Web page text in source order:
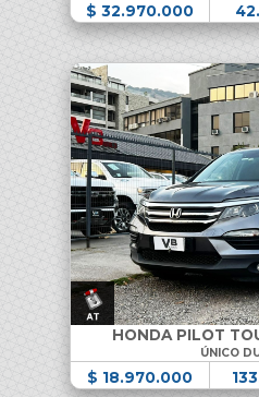
$ 32.970.000
HONDA PILOT
ÚNICO
$ 18.970.000